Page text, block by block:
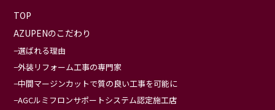
TOP
AZUPENのこだわり
選ばれる理由
外装リフォーム工事の専門家
中間マージンカットで質の良い工事を可能に
AGCルミフロンサポートシステム認定施工店